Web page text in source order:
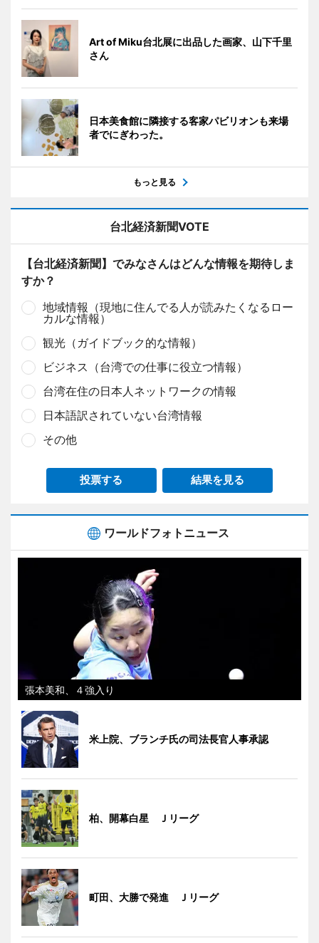
Art of Miku台北展に出品した画家、山下千里
さん
日本美食館に隣接する客家パビリオンも来場
者でにぎわった。
もっと見る
台北経済新聞VOTE
【台北経済新聞】でみなさんはどんな情報を期待しま
すか？
地域情報（現地に住んでる人が読みたくなるロー
カルな情報）
観光（ガイドブック的な情報）
ビジネス（台湾での仕事に役立つ情報）
台湾在住の日本人ネットワークの情報
日本語訳されていない台湾情報
その他
投票する 結果を見る
ワールドフォトニュース
張本美和、４強入り
米上院、ブランチ氏の司法長官人事承認
柏、開幕白星 Ｊリーグ
町田、大勝で発進 Ｊリーグ